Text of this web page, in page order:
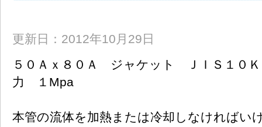
更新日：2012年10月29日
５０Ａｘ８０Ａ ジャケット ＪＩＳ１０
力 １Mpa
本管の流体を加熱または冷却しなければい